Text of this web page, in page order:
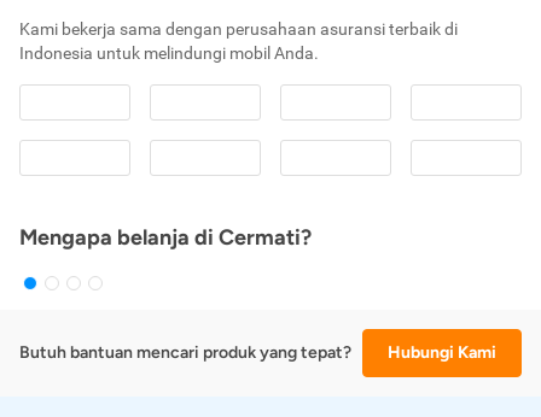
Kami bekerja sama dengan perusahaan asuransi terbaik di
Indonesia untuk melindungi mobil Anda.
Mengapa belanja di Cermati?
Butuh bantuan mencari produk yang tepat? Hubungi Kami